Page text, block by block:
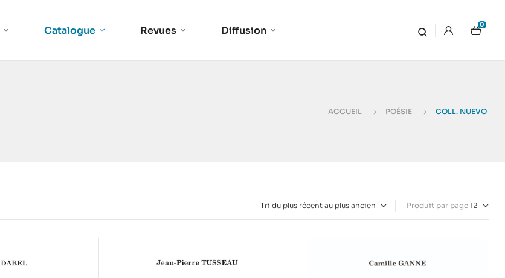
Catalogue Revues Diffusion 0
ACCUEIL POÉSIE COLL. NUEVO
Produit par page